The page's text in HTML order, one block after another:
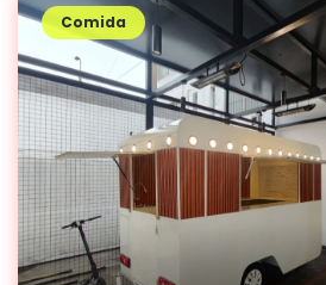
Comida